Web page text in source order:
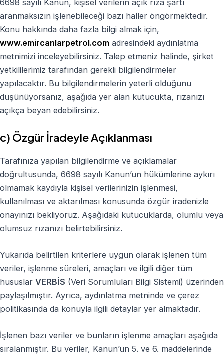
aranmaksızın işlenebileceği bazı haller öngörmektedir.
Konu hakkında daha fazla bilgi almak için,
www.emircanlarpetrol.com adresindeki aydınlatma
metnimizi inceleyebilirsiniz. Talep etmeniz halinde, şirket
yetkililerimiz tarafından gerekli bilgilendirmeler
yapılacaktır. Bu bilgilendirmelerin yeterli olduğunu
düşünüyorsanız, aşağıda yer alan kutucukta, rızanızı
açıkça beyan edebilirsiniz.
c) Özgür İradeyle Açıklanması
Tarafınıza yapılan bilgilendirme ve açıklamalar
doğrultusunda, 6698 sayılı Kanun’un hükümlerine aykırı
olmamak kaydıyla kişisel verilerinizin işlenmesi,
kullanılması ve aktarılması konusunda özgür iradenizle
onayınızı bekliyoruz. Aşağıdaki kutucuklarda, olumlu veya
olumsuz rızanızı belirtebilirsiniz.
Yukarıda belirtilen kriterlere uygun olarak işlenen tüm
veriler, işlenme süreleri, amaçları ve ilgili diğer tüm
hususlar VERBİS (Veri Sorumluları Bilgi Sistemi) üzerinden
paylaşılmıştır. Ayrıca, aydınlatma metninde ve çerez
politikasında da konuyla ilgili detaylar yer almaktadır.
İşlenen bazı veriler ve bunların işlenme amaçları aşağıda
sıralanmıştır. Bu veriler, Kanun’un 5. ve 6. maddelerinde